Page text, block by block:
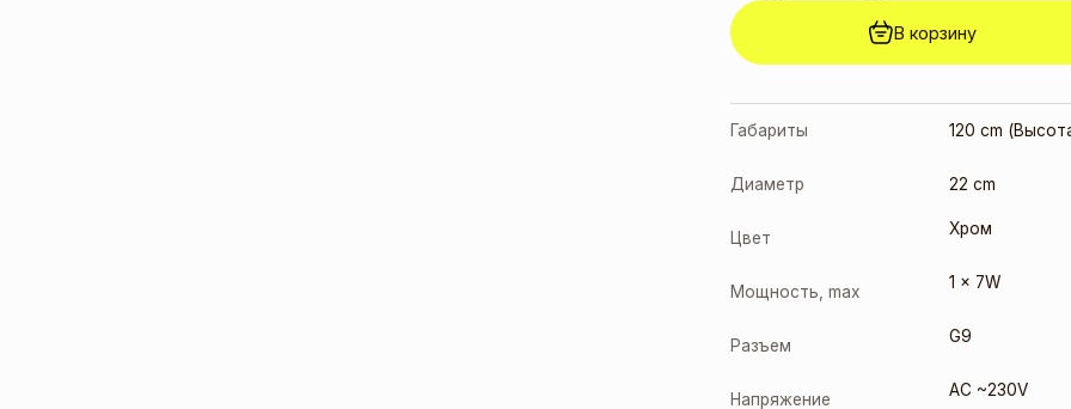
2,00 €.
цена: 1,30 €.
В корзину
Габариты 120 cm
Диаметр 22 cm
Цвет Хром
Мощность, max 1 x 7W
Разъем G9
Напряжение AC ~230V